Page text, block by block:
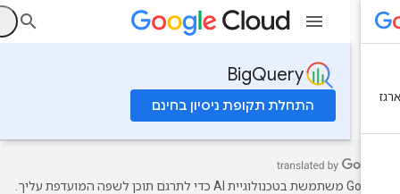
BigQuery
התחלת תקופת ניסיון בחינם
‫Google משתמשת בטכנולוגיית AI כדי לתרגם תוכן לשפה המועדפת עליך.